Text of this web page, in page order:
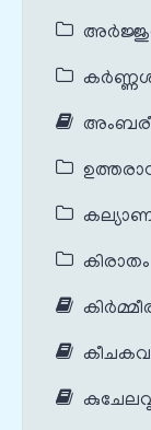
കിരാതം